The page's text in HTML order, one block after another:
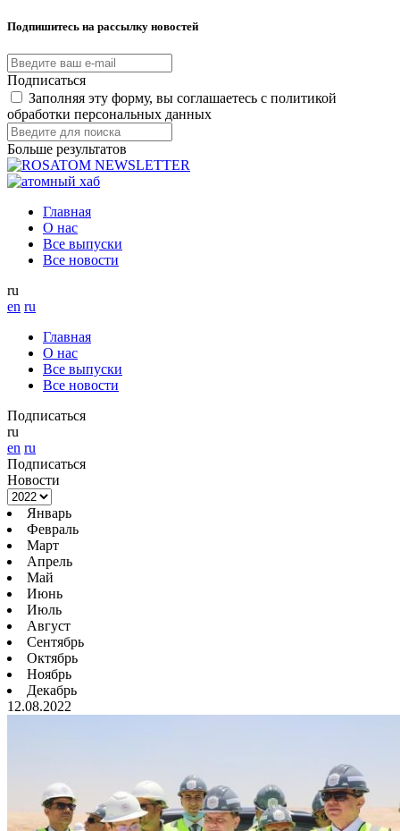
Подпишитесь на рассылку новостей
Подписаться
Заполняя эту форму, вы соглашаетесь с политикой
обработки персональных данных
Больше результатов
Главная
О нас
Все выпуски
Все новости
ru
en ru
Главная
О нас
Все выпуски
Все новости
Подписаться
ru
en ru
Подписаться
Новости
Январь
Февраль
Март
Апрель
Май
Июнь
Июль
Август
Сентябрь
Октябрь
Ноябрь
Декабрь
12.08.2022